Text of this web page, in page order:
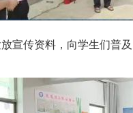
宣传资料，向学生们普